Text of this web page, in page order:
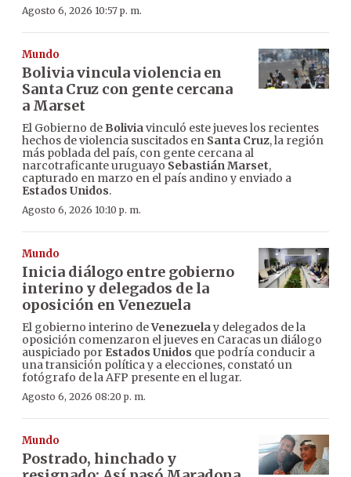
Agosto 6, 2026 10:57 p. m.
Mundo
Bolivia vincula violencia en
Santa Cruz con gente cercana
a Marset
El Gobierno de Boliviavinculó este jueves los recientes
hechos de violencia suscitados en Santa Cruz, la región
más poblada del país, con gente cercana al
narcotraficante uruguayo Sebastián Marset,
capturado en marzo en el país andino y enviado a
Estados Unidos.
Agosto 6, 2026 10:10 p. m.
Mundo
Inicia diálogo entre gobierno
interino y delegados de la
oposición en Venezuela
El gobierno interino deVenezuelay delegados de la
oposición comenzaron el jueves en Caracas un diálogo
auspiciado por Estados Unidos que podría conducir a
una transición política y a elecciones, constató un
fotógrafo de la AFP presente en el lugar.
Agosto 6, 2026 08:20 p. m.
Mundo
Postrado, hinchado y